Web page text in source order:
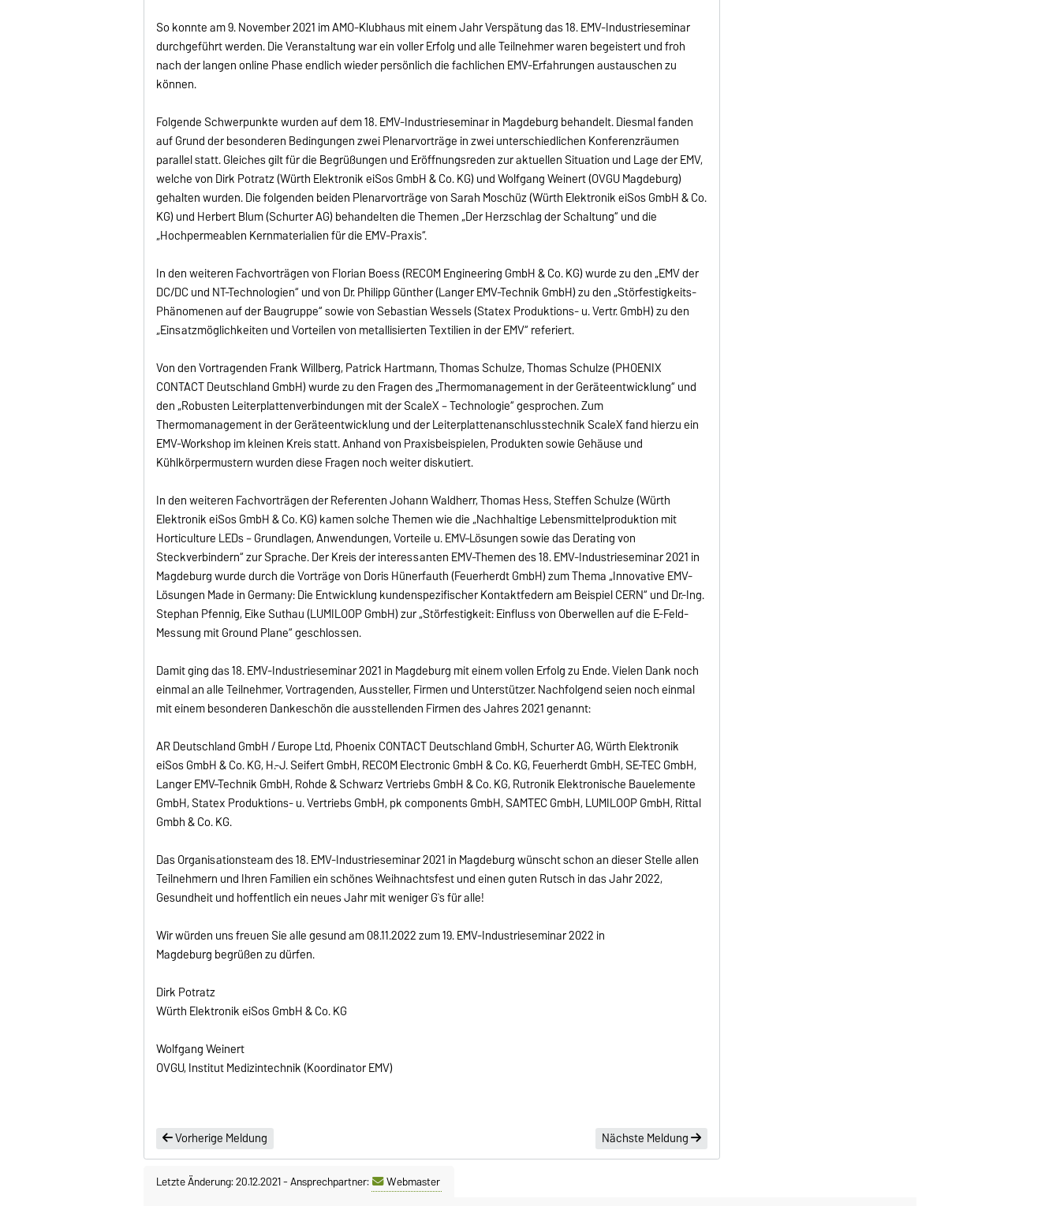
So konnte am 9. November 2021 im AMO-Klubhaus mit einem Jahr Verspätung das 18. EMV-Industrieseminar
durchgeführt werden. Die Veranstaltung war ein voller Erfolg und alle Teilnehmer waren begeistert und froh
nach der langen online Phase endlich wieder persönlich die fachlichen EMV-Erfahrungen austauschen zu
können.
Folgende Schwerpunkte wurden auf dem 18. EMV-Industrieseminar in Magdeburg behandelt. Diesmal fanden
auf Grund der besonderen Bedingungen zwei Plenarvorträge in zwei unterschiedlichen Konferenzräumen
parallel statt. Gleiches gilt für die Begrüßungen und Eröffnungsreden zur aktuellen Situation und Lage der EMV,
welche von Dirk Potratz (Würth Elektronik eiSos GmbH & Co. KG) und Wolfgang Weinert (OVGU Magdeburg)
gehalten wurden. Die folgenden beiden Plenarvorträge von Sarah Moschüz (Würth Elektronik eiSos GmbH & Co.
KG) und Herbert Blum (Schurter AG) behandelten die Themen „Der Herzschlag der Schaltung“ und die
„Hochpermeablen Kernmaterialien für die EMV-Praxis“.
In den weiteren Fachvorträgen von Florian Boess (RECOM Engineering GmbH & Co. KG) wurde zu den „EMV der
DC/DC und NT-Technologien“ und von Dr. Philipp Günther (Langer EMV-Technik GmbH) zu den „Störfestigkeits-
Phänomenen auf der Baugruppe“ sowie von Sebastian Wessels (Statex Produktions- u. Vertr. GmbH) zu den
„Einsatzmöglichkeiten und Vorteilen von metallisierten Textilien in der EMV“ referiert.
Von den Vortragenden Frank Willberg, Patrick Hartmann, Thomas Schulze, Thomas Schulze (PHOENIX
CONTACT Deutschland GmbH) wurde zu den Fragen des „Thermomanagement in der Geräteentwicklung“ und
den „Robusten Leiterplattenverbindungen mit der ScaleX – Technologie“ gesprochen. Zum
Thermomanagement in der Geräteentwicklung und der Leiterplattenanschlusstechnik ScaleX fand hierzu ein
EMV-Workshop im kleinen Kreis statt. Anhand von Praxisbeispielen, Produkten sowie Gehäuse und
Kühlkörpermustern wurden diese Fragen noch weiter diskutiert.
In den weiteren Fachvorträgen der Referenten Johann Waldherr, Thomas Hess, Steffen Schulze (Würth
Elektronik eiSos GmbH & Co. KG) kamen solche Themen wie die „Nachhaltige Lebensmittelproduktion mit
Horticulture LEDs – Grundlagen, Anwendungen, Vorteile u. EMV–Lösungen sowie das Derating von
Steckverbindern“ zur Sprache. Der Kreis der interessanten EMV-Themen des 18. EMV-Industrieseminar 2021 in
Magdeburg wurde durch die Vorträge von Doris Hünerfauth (Feuerherdt GmbH) zum Thema „Innovative EMV-
Lösungen Made in Germany: Die Entwicklung kundenspezifischer Kontaktfedern am Beispiel CERN“ und Dr.-Ing.
Stephan Pfennig, Eike Suthau (LUMILOOP GmbH) zur „Störfestigkeit: Einfluss von Oberwellen auf die E-Feld-
Messung mit Ground Plane“ geschlossen.
Damit ging das 18. EMV-Industrieseminar 2021 in Magdeburg mit einem vollen Erfolg zu Ende. Vielen Dank noch
einmal an alle Teilnehmer, Vortragenden, Aussteller, Firmen und Unterstützer. Nachfolgend seien noch einmal
mit einem besonderen Dankeschön die ausstellenden Firmen des Jahres 2021 genannt:
AR Deutschland GmbH / Europe Ltd, Phoenix CONTACT Deutschland GmbH, Schurter AG, Würth Elektronik
eiSos GmbH & Co. KG, H.-J. Seifert GmbH, RECOM Electronic GmbH & Co. KG, Feuerherdt GmbH, SE-TEC GmbH,
Langer EMV–Technik GmbH, Rohde & Schwarz Vertriebs GmbH & Co. KG, Rutronik Elektronische Bauelemente
GmbH, Statex Produktions- u. Vertriebs GmbH, pk components GmbH, SAMTEC GmbH, LUMILOOP GmbH, Rittal
Gmbh & Co. KG.
Das Organisationsteam des 18. EMV-Industrieseminar 2021 in Magdeburg wünscht schon an dieser Stelle allen
Teilnehmern und Ihren Familien ein schönes Weihnachtsfest und einen guten Rutsch in das Jahr 2022,
Gesundheit und hoffentlich ein neues Jahr mit weniger G`s für alle!
Wir würden uns freuen Sie alle gesund am 08.11.2022 zum 19. EMV-Industrieseminar 2022 in
Magdeburg begrüßen zu dürfen.
Dirk Potratz
Würth Elektronik eiSos GmbH & Co. KG
Wolfgang Weinert
OVGU, Institut Medizintechnik (Koordinator EMV)
Vorherige Meldung Nächste Meldung
Letzte Änderung: 20.12.2021-Ansprechpartner: Webmaster